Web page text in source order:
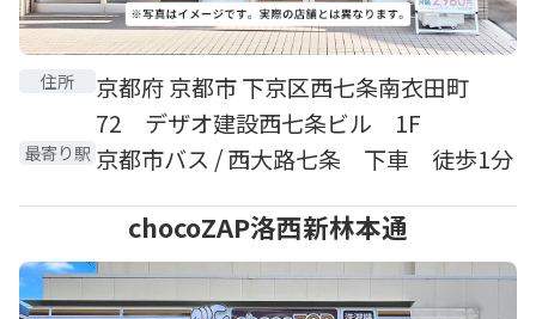
住所
京都府 京都市 下京区西七条南衣田町
72 デザオ建設西七条ビル 1F
最寄り駅 京都市バス / 西大路七条 下車 徒歩1分
chocoZAP洛西新林本通